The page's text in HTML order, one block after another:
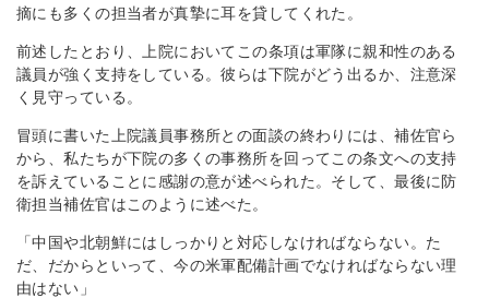
摘にも多くの担当者が真摯に耳を貸してくれた。
前述したとおり、上院においてこの条項は軍隊に親和性のある
議員が強く支持をしている。彼らは下院がどう出るか、注意深
く見守っている。
冒頭に書いた上院議員事務所との面談の終わりには、補佐官ら
から、私たちが下院の多くの事務所を回ってこの条文への支持
を訴えていることに感謝の意が述べられた。そして、最後に防
衛担当補佐官はこのように述べた。
「中国や北朝鮮にはしっかりと対応しなければならない。た
だ、だからといって、今の米軍配備計画でなければならない理
由はない」